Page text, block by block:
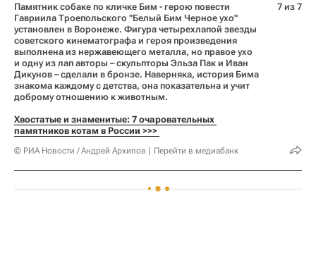
Памятник собаке по кличке Бим - герою повести
Гавриила Троепольского "Белый Бим Черное ухо"
установлен в Воронеже. Фигура четырехлапой звезды
советского кинематографа и героя произведения
выполнена из нержавеющего металла, но правое ухо
и одну из лап авторы – скульпторы Эльза Пак и Иван
Дикунов – сделали в бронзе. Наверняка, история Бима
знакома каждому с детства, она показательна и учит
доброму отношению к животным.
Хвостатые и знаменитые: 7 очаровательных
памятников котам в России >>>
© РИА Новости / Андрей Архипов Перейти в медиабанк
7 из 7